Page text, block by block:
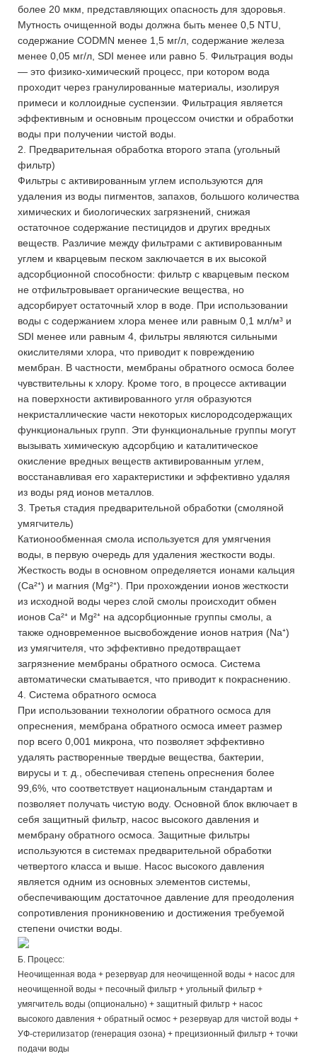
более 20 мкм, представляющих опасность для здоровья.
Мутность очищенной воды должна быть менее 0,5 NTU,
содержание CODMN менее 1,5 мг/л, содержание железа
менее 0,05 мг/л, SDI менее или равно 5. Фильтрация воды
— это физико-химический процесс, при котором вода
проходит через гранулированные материалы, изолируя
примеси и коллоидные суспензии. Фильтрация является
эффективным и основным процессом очистки и обработки
воды при получении чистой воды.
2. Предварительная обработка второго этапа (угольный
фильтр)
Фильтры с активированным углем используются для
удаления из воды пигментов, запахов, большого количества
химических и биологических загрязнений, снижая
остаточное содержание пестицидов и других вредных
веществ. Различие между фильтрами с активированным
углем и кварцевым песком заключается в их высокой
адсорбционной способности: фильтр с кварцевым песком
не отфильтровывает органические вещества, но
адсорбирует остаточный хлор в воде. При использовании
воды с содержанием хлора менее или равным 0,1 мл/м³ и
SDI менее или равным 4, фильтры являются сильными
окислителями хлора, что приводит к повреждению
мембран. В частности, мембраны обратного осмоса более
чувствительны к хлору. Кроме того, в процессе активации
на поверхности активированного угля образуются
некристаллические части некоторых кислородсодержащих
функциональных групп. Эти функциональные группы могут
вызывать химическую адсорбцию и каталитическое
окисление вредных веществ активированным углем,
восстанавливая его характеристики и эффективно удаляя
из воды ряд ионов металлов.
3. Третья стадия предварительной обработки (смоляной
умягчитель)
Катионообменная смола используется для умягчения
воды, в первую очередь для удаления жесткости воды.
Жесткость воды в основном определяется ионами кальция
(Ca²⁺) и магния (Mg²⁺). При прохождении ионов жесткости
из исходной воды через слой смолы происходит обмен
ионов Ca²⁺ и Mg²⁺ на адсорбционные группы смолы, а
также одновременное высвобождение ионов натрия (Na⁺)
из умягчителя, что эффективно предотвращает
загрязнение мембраны обратного осмоса. Система
автоматически сматывается, что приводит к покраснению.
4. Система обратного осмоса
При использовании технологии обратного осмоса для
опреснения, мембрана обратного осмоса имеет размер
пор всего 0,001 микрона, что позволяет эффективно
удалять растворенные твердые вещества, бактерии,
вирусы и т. д., обеспечивая степень опреснения более
99,6%, что соответствует национальным стандартам и
позволяет получать чистую воду. Основной блок включает в
себя защитный фильтр, насос высокого давления и
мембрану обратного осмоса. Защитные фильтры
используются в системах предварительной обработки
четвертого класса и выше. Насос высокого давления
является одним из основных элементов системы,
обеспечивающим достаточное давление для преодоления
сопротивления проникновению и достижения требуемой
степени очистки воды.
Б. Процесс:
Неочищенная вода + резервуар для неочищенной воды + насос для
неочищенной воды + песочный фильтр + угольный фильтр +
умягчитель воды (опционально) + защитный фильтр + насос
высокого давления + обратный осмос + резервуар для чистой воды +
УФ-стерилизатор (генерация озона) + прецизионный фильтр + точки
подачи воды